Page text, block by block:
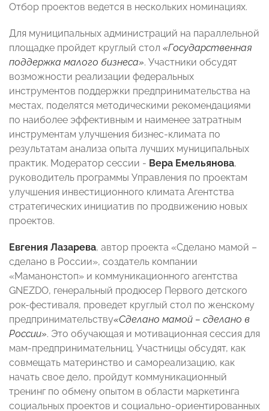
Отбор проектов ведется в нескольких номинациях.
Для муниципальных администраций на параллельной
площадке пройдет круглый стол «Государственная
поддержка малого бизнеса». Участники обсудят
возможности реализации федеральных
инструментов поддержки предпринимательства на
местах, поделятся методическими рекомендациями
по наиболее эффективным и наименее затратным
инструментам улучшения бизнес-климата по
результатам анализа опыта лучших муниципальных
практик. Модератор сессии - Вера Емельянова,
руководитель программы Управления по проектам
улучшения инвестиционного климата Агентства
стратегических инициатив по продвижению новых
проектов.
Евгения Лазарева, автор проекта «Сделано мамой –
сделано в России», создатель компании
«Маманонстоп» и коммуникационного агентства
GNEZDO, генеральный продюсер Первого детского
рок-фестиваля, проведет круглый стол по женскому
предпринимательству«Сделано мамой – сделано в
России». Это обучающая и мотивационная сессия для
мам-предпринимательниц. Участницы обсудят, как
совмещать материнство и самореализацию, как
начать свое дело, пройдут коммуникационный
тренинг по обмену опытом в области маркетинга
социальных проектов и социально-ориентированных